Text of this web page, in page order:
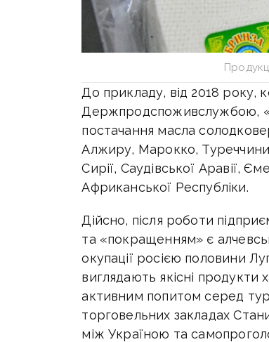
До прикладу, від 2018 року,
Держпродспоживслужбою,
постачання масла
Алжиру, Марокко, Туреччини,
Сирії, Саудівської Аравії,
Африканської Республіки.
Дійсно, після роботи
та «покращенням» є
окупації росією половини
виглядають якісні
активним попитом серед
торговельних закладах
між Україною та